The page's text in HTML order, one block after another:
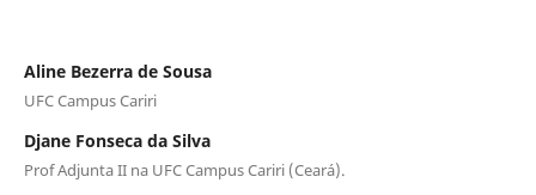
Aline Bezerra de Sousa
UFC Campus Cariri
Djane Fonseca da Silva
Prof Adjunta II na UFC Campus Cariri (Ceará).